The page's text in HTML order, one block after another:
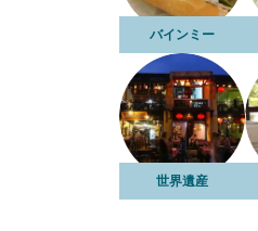
バインミー
世界遺産